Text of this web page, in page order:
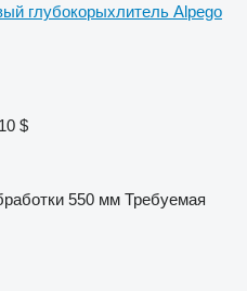
глубокорыхлитель Alpego
$
550 мм Требуемая